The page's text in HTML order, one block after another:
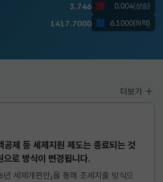
3.746 0.004(상승)
1417.7000 6.1000(하락)
공제 등 세제지원 제도는 종료되는 것
로 방식이 변경됩니다.
세제개편안」을 통해 조세지출 방식으
더보기